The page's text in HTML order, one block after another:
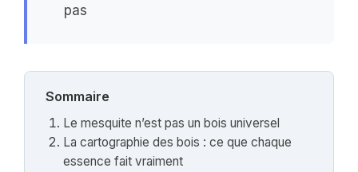
pas
Sommaire
Le mesquite n’est pas un bois universel
La cartographie des bois : ce que chaque
essence fait vraiment